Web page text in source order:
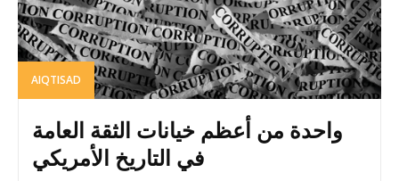
AIQTISAD
واحدة من أعظم خيانات الثقة العامة
في التاريخ الأمريكي